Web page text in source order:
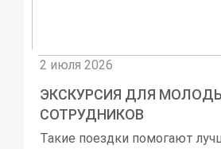
2 июля 2026
ЭКСКУРСИЯ ДЛЯ
СОТРУДНИКОВ
Такие поездки помогают